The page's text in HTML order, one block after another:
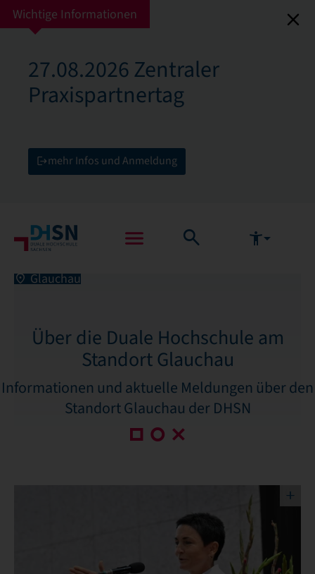
Wichtige Informationen
27.08.2026 Zentraler
Praxispartnertag
mehr Infos und Anmeldung
Glauchau
Über die Duale Hochschule am
Standort Glauchau
Informationen und aktuelle Meldungen über den
Standort Glauchau der DHSN